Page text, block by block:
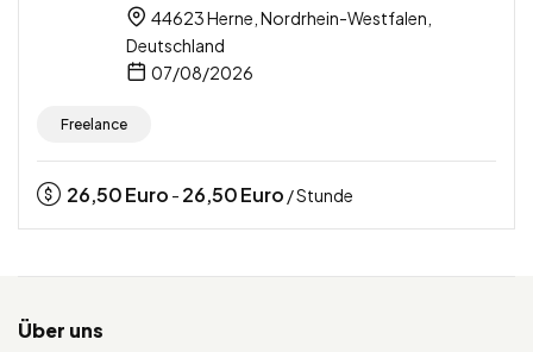
44623 Herne, Nordrhein-Westfalen,
Deutschland
07/08/2026
Freelance
26,50Euro - 26,50Euro / Stunde
Über uns